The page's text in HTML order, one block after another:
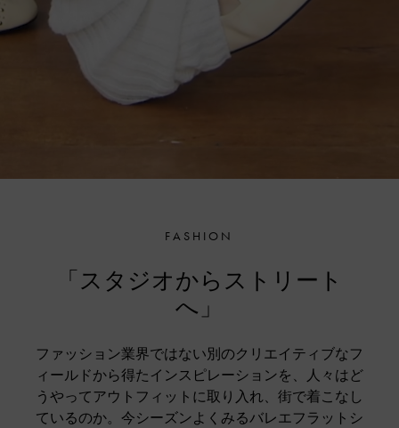
FASHION
「スタジオからストリート
へ」
ファッション業界ではない別のクリエイティブなフ
ィールドから得たインスピレーションを、人々はど
うやってアウトフィットに取り入れ、街で着こなし
ているのか。今シーズンよくみるバレエフラットシ